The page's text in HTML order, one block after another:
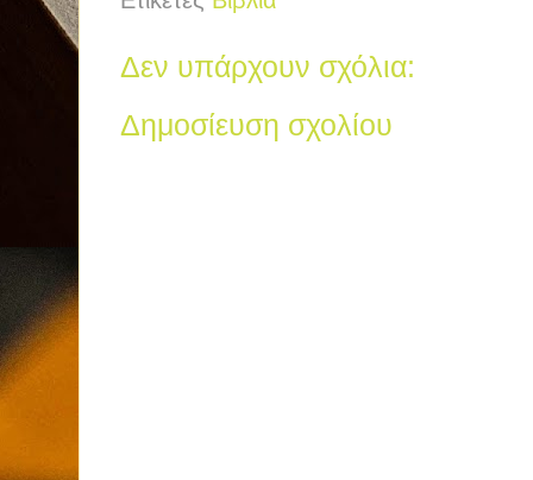
Δεν υπάρχουν σχόλια:
Δημοσίευση σχολίου